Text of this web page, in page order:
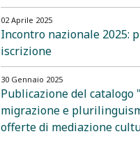
02 Aprile 2025
Incontro nazionale 2025:
iscrizione
30 Gennaio 2025
Publicazione del catalogo
migrazione e
offerte di mediazione